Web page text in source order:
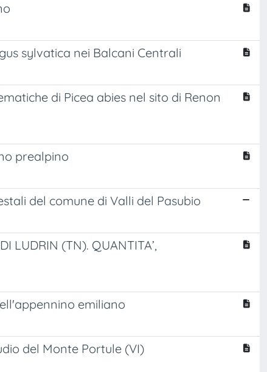
sylvatica nei Balcani Centrali
di Picea abies nel sito di Renon
prealpino
del comune di Valli del Pasubio
LUDRIN (TN). QUANTITA’,
emiliano
del Monte Portule (VI)